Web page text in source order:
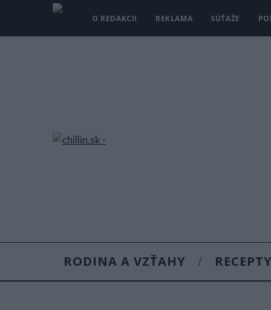
O REDAKCII REKLAMA SÚŤAŽE
RODINA A VZŤAHY RECEPTY